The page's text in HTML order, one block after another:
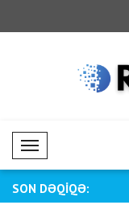
Mobil Menü
SON DƏQİQƏ:
Мы благодарны всем, кто